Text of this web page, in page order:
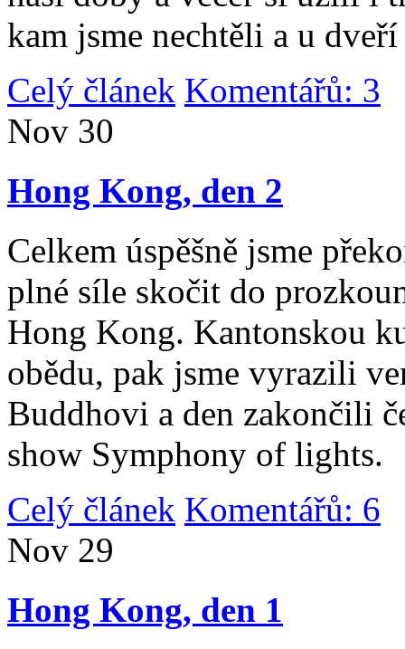
kam jsme nechtěli a u
Celý článek Komentářů: 3
Nov 30
Hong Kong, den 2
Celkem úspěšně jsme
plné síle skočit do
Hong Kong. Kantonskou
obědu, pak jsme vyrazili
Buddhovi a den zakončili
show Symphony of lights.
Celý článek Komentářů: 6
Nov 29
Hong Kong, den 1